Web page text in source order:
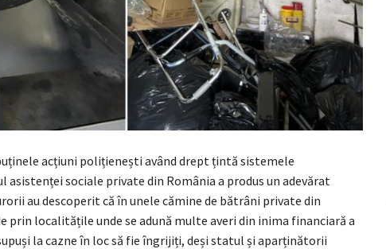
acțiuni polițienești având drept țintă sistemele
asistenței sociale private din România a produs un adevărat
au descoperit că în unele cămine de bătrâni private din
prin localitățile unde se adună multe averi din inima financiară a
la cazne în loc să fie îngrijiți, deși statul și aparținătorii